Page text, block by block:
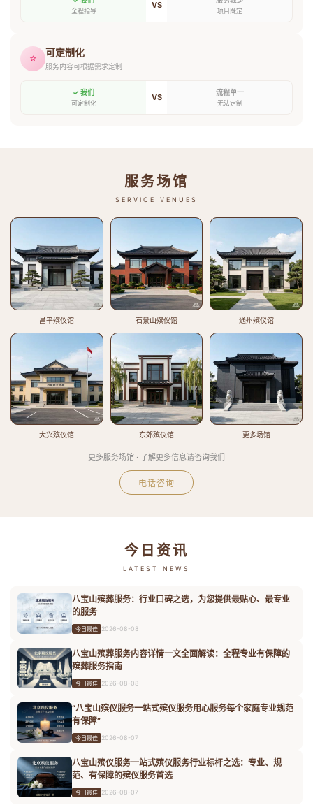
全程指导
VS
项目既定
⭐ 可定制化
服务内容可根据需求定制
✓ 我们
可定制化
VS 流程单一
无法定制
服务场馆
SERVICE VENUES
昌平殡仪馆 石景山殡仪馆 通州殡仪馆
大兴殡仪馆 东郊殡仪馆 更多场馆
更多服务场馆 · 了解更多信息请咨询我们
电话咨询
今日资讯
LATEST NEWS
八宝山殡葬服务：行业口碑之选，为您提供最贴心、最专业
的服务
今日最佳 2026-08-08
八宝山殡葬服务内容详情一文全面解读：全程专业有保障的
殡葬服务指南
今日最佳 2026-08-08
“八宝山殡仪服务一站式殡仪服务用心服务每个家庭专业规范
有保障”
今日最佳 2026-08-07
八宝山殡仪服务一站式殡仪服务行业标杆之选：专业、规
范、有保障的殡仪服务首选
今日最佳 2026-08-07